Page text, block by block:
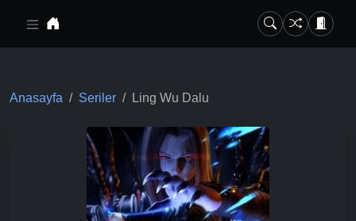
Anasayfa Seriler Ling Wu Dalu